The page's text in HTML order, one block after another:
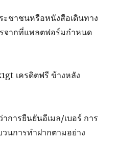
ะชาชนหรือหนังสือเดินทาง
จากที่แพลตฟอร์มกำหนด
เครดิตฟรี ข้างหลัง
าการยืนยันอีเมล/เบอร์ การ
นการทำฝากตามอย่าง